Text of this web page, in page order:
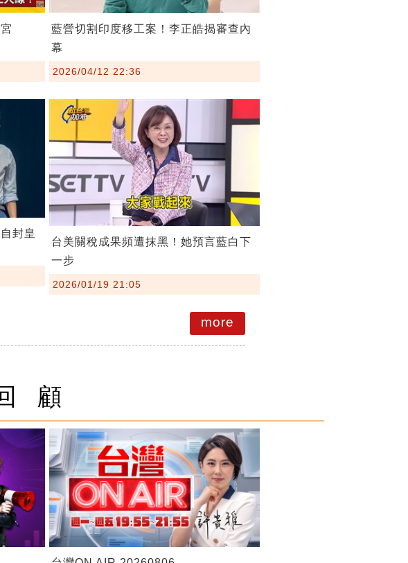
藍營切割印度移工案！李正皓揭審查內
幕
2026/04/12 22:36
封皇
台美關稅成果頻遭抹黑！她預言藍白下
一步
2026/01/19 21:05
more
顧